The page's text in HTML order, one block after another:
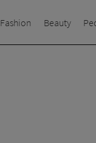
Fashion Beauty